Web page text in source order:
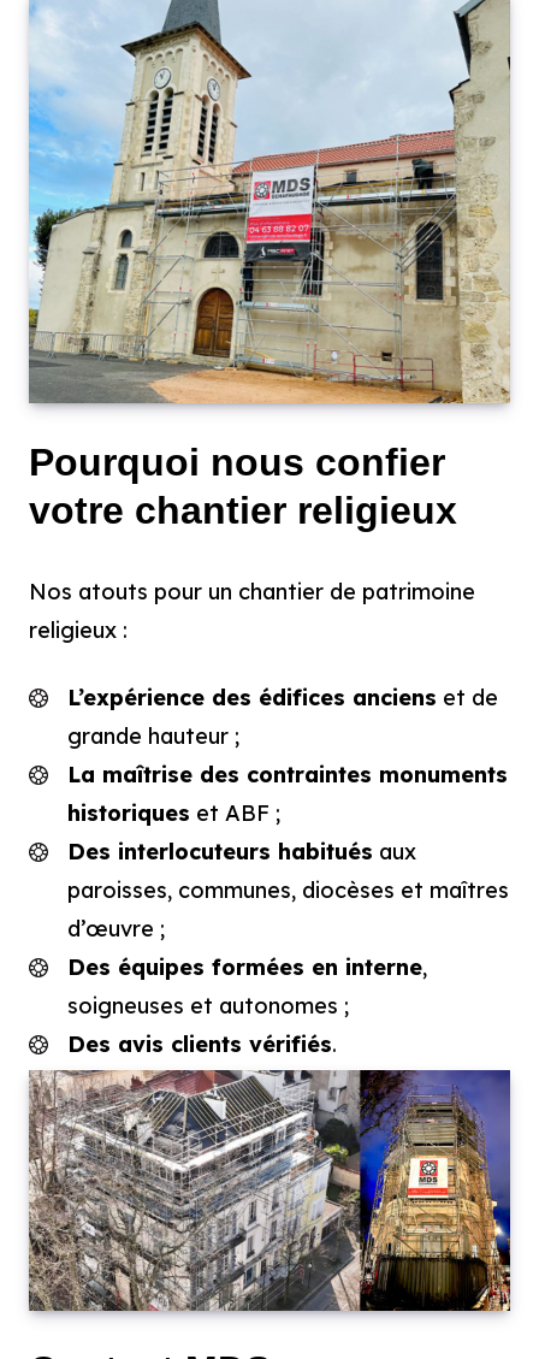
Pourquoi nous confier
votre chantier religieux
Nos atouts pour un chantier de patrimoine
religieux :
L’expérience des édifices anciens et de
grande hauteur ;
La maîtrise des contraintes monuments
historiques et ABF ;
Des interlocuteurs habitués aux
paroisses, communes, diocèses et maîtres
d’œuvre ;
Des équipes formées en interne,
soigneuses et autonomes ;
Des avis clients vérifiés.